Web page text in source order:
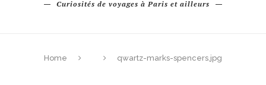
Curiosités de voyages à Paris et ailleurs
Home qwartz-marks-spencers.jpg